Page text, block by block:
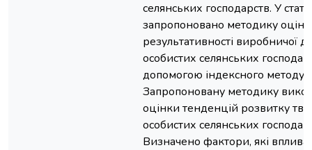
селянських господарств. У статті
запропоновано методику
результативності виробничої
особистих селянських
допомогою індексного методу.
Запропоновану методику
оцінки тенденцій розвитку
особистих селянських
Визначено фактори, які